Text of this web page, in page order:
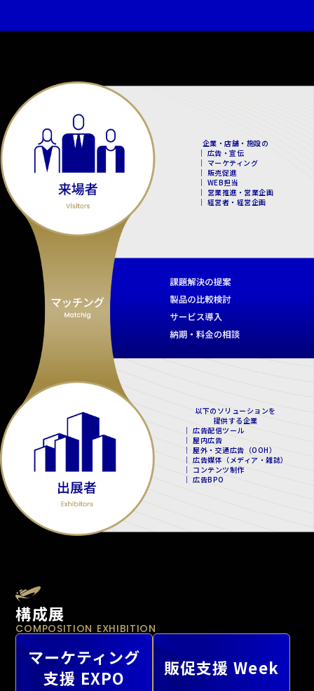
企業・店舗・施設の
｜ 広告・宣伝
｜ マーケティング
｜ 販売促進
｜ WEB担当
｜ 営業推進・営業企画
｜ 経営者・経営企画
以下のソリューションを
提供する企業
｜ 広告配信ツール
｜ 屋内広告
｜ 屋外・交通広告（OOH）
｜ 広告媒体（メディア・雑誌）
｜ コンテンツ制作
｜ 広告BPO
構成展
COMPOSITION EXHIBITION
マーケティング
支援 EXPO
販促支援 Week